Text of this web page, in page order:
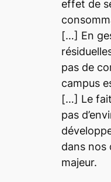
effet de
[…] En
pas de
campus
[…] Le fait
pas
dans nos
majeur.